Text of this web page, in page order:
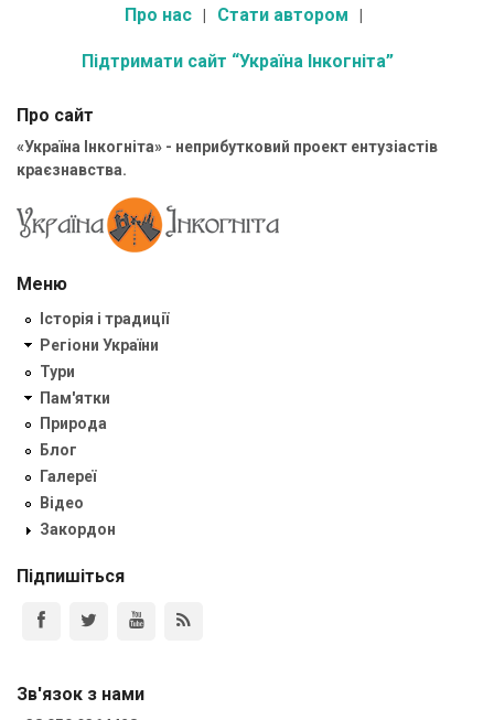
Про нас Стати автором
Підтримати сайт “Україна Інкогніта”
Про сайт
«Україна Інкогніта» - неприбутковий проект ентузіастів
краєзнавства.
Меню
Історія і традиції
Регіони України
Тури
Пам'ятки
Природа
Блог
Галереї
Відео
Закордон
Підпишіться
Зв'язок з нами